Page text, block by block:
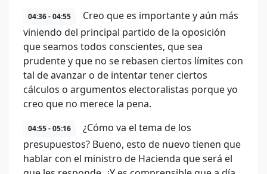
04:36 - 04:55
Creo que es importante y aún más
viniendo del principal partido de la oposición
que seamos todos conscientes, que sea
prudente y que no se rebasen ciertos límites con
tal de avanzar o de intentar tener ciertos
cálculos o argumentos electoralistas porque yo
creo que no merece la pena.
04:55 - 05:16
¿Cómo va el tema de los
presupuestos? Bueno, esto de nuevo tienen que
hablar con el ministro de Hacienda que será el